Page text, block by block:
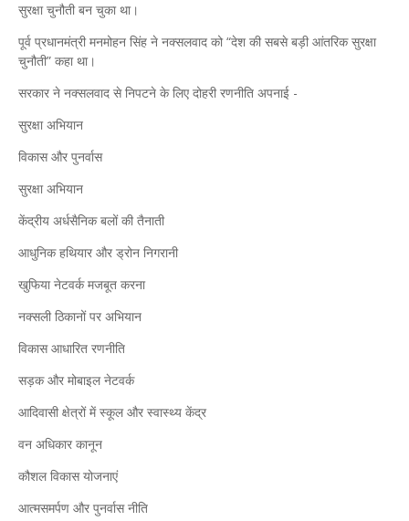
सुरक्षा चुनौती बन चुका था।
पूर्व प्रधानमंत्री मनमोहन सिंह ने नक्सलवाद को “देश की सबसे बड़ी आंतरिक सुरक्षा
चुनौती” कहा था।
सरकार ने नक्सलवाद से निपटने के लिए दोहरी रणनीति अपनाई -
सुरक्षा अभियान
विकास और पुनर्वास
सुरक्षा अभियान
केंद्रीय अर्धसैनिक बलों की तैनाती
आधुनिक हथियार और ड्रोन निगरानी
खुफिया नेटवर्क मजबूत करना
नक्सली ठिकानों पर अभियान
विकास आधारित रणनीति
सड़क और मोबाइल नेटवर्क
आदिवासी क्षेत्रों में स्कूल और स्वास्थ्य केंद्र
वन अधिकार कानून
कौशल विकास योजनाएं
आत्मसमर्पण और पुनर्वास नीति